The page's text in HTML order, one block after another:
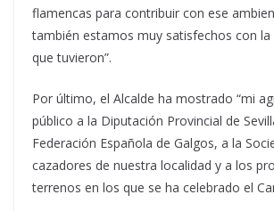
flamencas para contribuir con ese
también estamos muy satisfechos con la
que tuvieron”.
Por último, el Alcalde ha mostrado “mi
público a la Diputación Provincial de
Federación Española de Galgos, a la
cazadores de nuestra localidad y a los
terrenos en los que se ha celebrado el